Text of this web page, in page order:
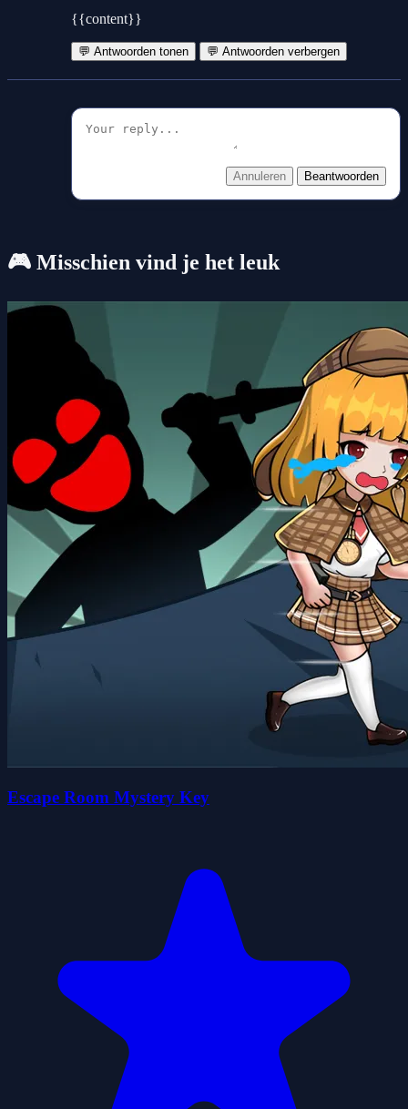
{{content}}
💬 Antwoorden tonen 💬 Antwoorden verbergen
Annuleren Beantwoorden
🎮 Misschien vind je het leuk
Escape Room Mystery Key